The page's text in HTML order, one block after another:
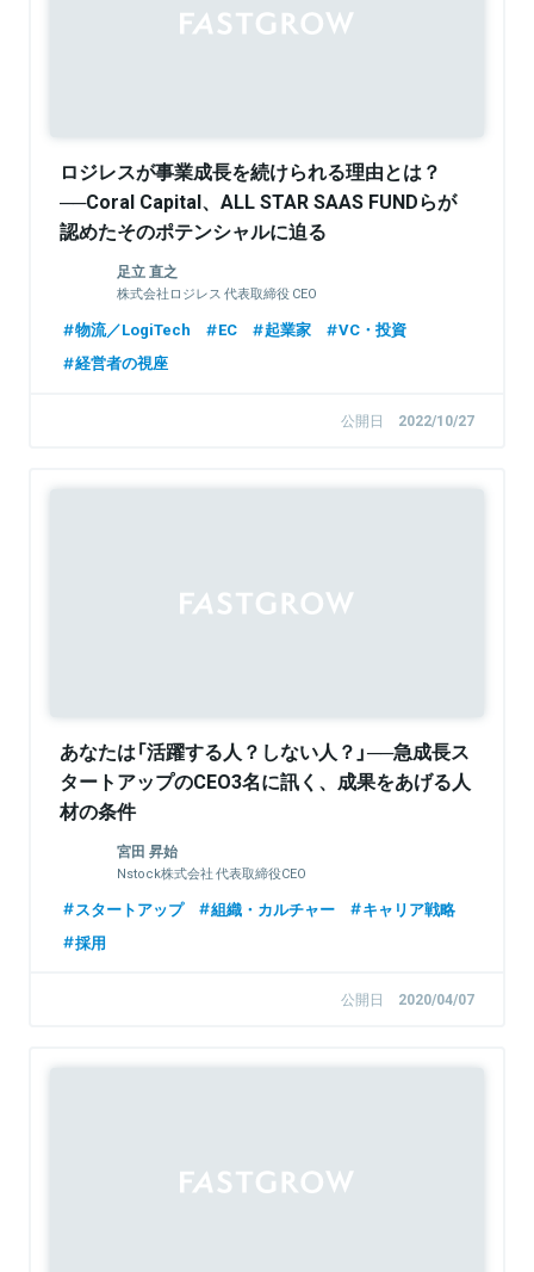
ロジレスが事業成長を続けられる理由とは？
──Coral Capital、ALL STAR SAAS FUNDらが
認めたそのポテンシャルに迫る
足立 直之
株式会社ロジレス 代表取締役 CEO
物流／LogiTech EC 起業家
VC・投資
経営者の視座
公開日 2022/10/27
あなたは「活躍する人？しない人？」──急成長ス
タートアップのCEO3名に訊く、成果をあげる人
材の条件
宮田 昇始
Nstock株式会社 代表取締役CEO
スタートアップ 組織・カルチャー
キャリア戦略
採用
公開日 2020/04/07